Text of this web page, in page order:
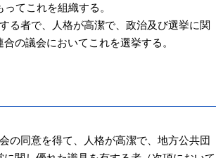
てこれを組織する。
者で、人格が高潔で、政治及び選挙に関
の議会においてこれを選挙する。
同意を得て、人格が高潔で、地方公共団